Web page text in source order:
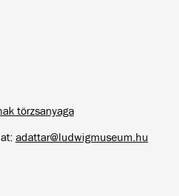
törzsanyaga
adattar@ludwigmuseum.hu